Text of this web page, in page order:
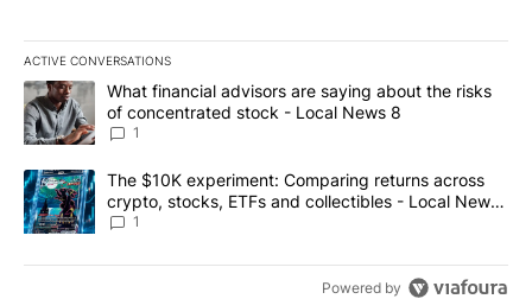
ACTIVE CONVERSATIONS
The following is a list of the most commented articles in the last
A trending article titled "What financial advisors are saying
What financial advisors are saying about the risks
of concentrated stock - Local News 8
1
A trending article titled "The $10K experiment: Comparing
The $10K experiment: Comparing returns across
crypto, stocks, ETFs and collectibles - Local News
8
1
Powered by